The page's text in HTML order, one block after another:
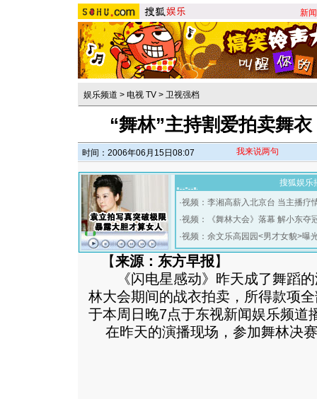
新闻
娱乐频道 > 电视 TV > 卫视强档
“舞林”主持割爱拍卖舞
时间：2006年06月15日08:07 我来说两句
搜狐娱乐
·视频：李湘高薪入北京台 当主播疗
·视频：《舞林大会》落幕 解小东夺
·视频：余文乐高园园<男才女貌>曝
【来源：东方早报】
《闪电星感动》昨天成了舞蹈的
林大会期间的战衣拍卖，所得款项
于本周日晚7点于东视新闻娱乐频道
在昨天的演播现场，参加舞林决